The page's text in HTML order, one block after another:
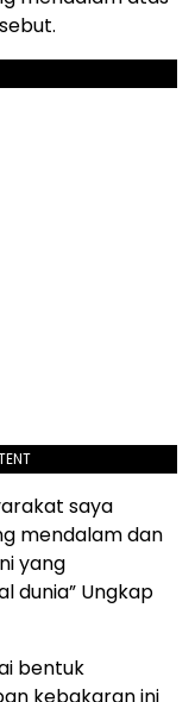
saya
mendalam dan
yang
dunia” Ungkap
bentuk